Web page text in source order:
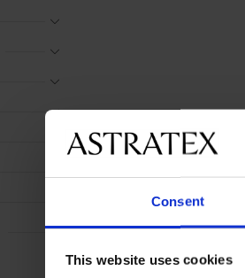
Consent
This website uses cookies